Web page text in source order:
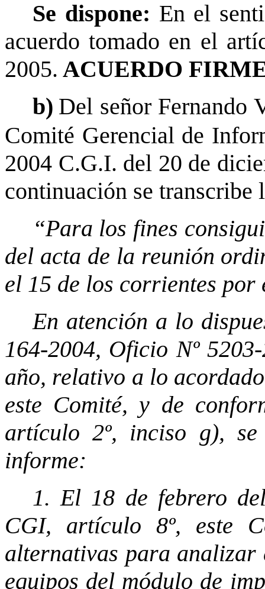
Se dispone: En el
acuerdo tomado en el
2005. ACUERDO
b) Del señor Fernando
Comité Gerencial de
2004 C.G.I. del 20 de
continuación se transcribe
“Para los fines
del acta de la reunión
el 15 de los corrientes por
En atención a lo
164-2004, Oficio Nº
año, relativo a lo
este Comité, y de
artículo 2º, inciso g),
informe:
1. El 18 de febrero
CGI, artículo 8º, este
alternativas para analizar
equipos del módulo de